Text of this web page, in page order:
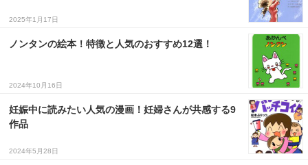
2025年1月17日
ノンタンの絵本！特徴と人気のおすすめ12選！
2024年10月16日
妊娠中に読みたい人気の漫画！妊婦さんが共感する9
作品
2024年5月28日